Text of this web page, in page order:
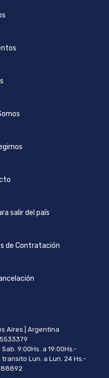
salir del país
de Contratación
Aires | Argentina
9:00Hs. a 19:00Hs.-
Lun. a Lun. 24 Hs.-